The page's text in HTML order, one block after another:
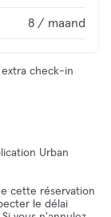
8 / maand
check-in
Urban
cette réservation
le délai